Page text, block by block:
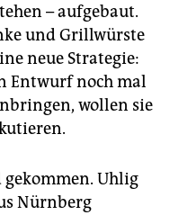
– aufgebaut.
und Grillwürste
neue Strategie:
Entwurf noch mal
wollen sie
Uhlig
Nürnberg